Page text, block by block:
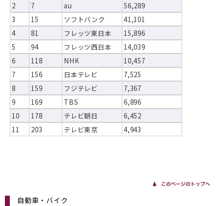
2
7 au
56,289
3
15 ソフトバンク
41,101
4
81 フレッツ東日本
15,896
5
94 フレッツ西日本
14,039
6
118 NHK
10,457
7
156 日本テレビ
7,525
8
159 フジテレビ
7,367
9
169 TBS
6,896
10
178 テレビ朝日
6,452
11
203 テレビ東京 4,943
自動車・バイク